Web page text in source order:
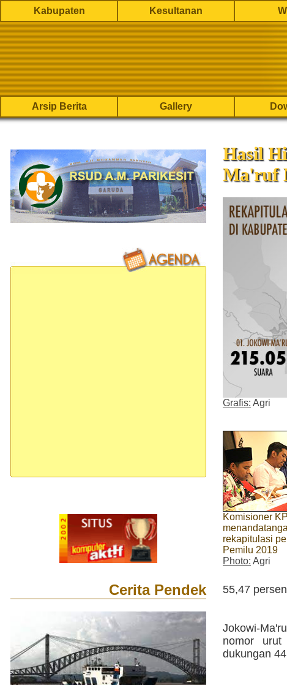
Kabupaten Kesultanan
Arsip Berita Gallery
Cerita Pendek
Hasil
Ma'ruf
Grafis: Agri
Komisioner
rekapitulasi
Pemilu 2019
Photo: Agri
55,47
Jokowi-
nomor urut
dukungan